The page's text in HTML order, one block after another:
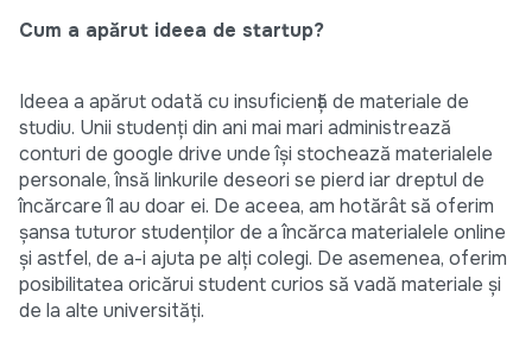
Cum a apărut ideea de startup?
Ideea a apărut odată cu insuficiență de materiale de
studiu. Unii studenți din ani mai mari administrează
conturi de google drive unde își stochează materialele
personale, însă linkurile deseori se pierd iar dreptul de
încărcare îl au doar ei. De aceea, am hotărât să oferim
șansa tuturor studenților de a încărca materialele online
și astfel, de a-i ajuta pe alți colegi. De asemenea, oferim
posibilitatea oricărui student curios să vadă materiale și
de la alte universități.